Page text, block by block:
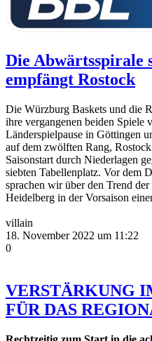
Die Abwärtsspirale
empfängt Rostock
Die Würzburg Baskets und die
ihre vergangenen beiden Spiele
Länderspielpause in Göttingen
auf dem zwölften Rang,
Saisonstart durch Niederlagen
siebten Tabellenplatz. Vor dem
sprachen wir über den Trend
Heidelberg in der Vorsaison
villain
18. November 2022 um 11:22
0
VERSTÄRKUNG
FÜR DAS